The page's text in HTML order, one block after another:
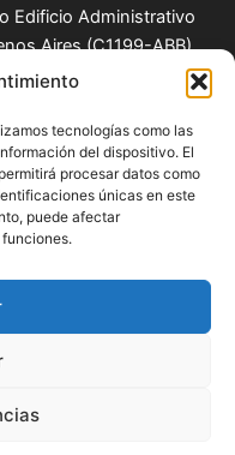
tecnologías como las
del dispositivo. El
procesar datos como
únicas en este
puede afectar
Edificio Administrativo
Aires (C1199-ABB),